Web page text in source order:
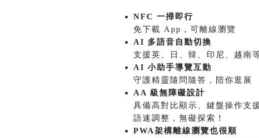
NFC 一掃即行
免下載 App，可離線瀏覽
AI 多語音自動切換
支援英、日、韓、印尼、越南
AI 小助手導覽互動
守護精靈隨問隨答，陪你逛展
AA 級無障礙設計
具備高對比顯示、鍵盤操作支
語速調整，無礙探索！
PWA架構離線瀏覽也很順